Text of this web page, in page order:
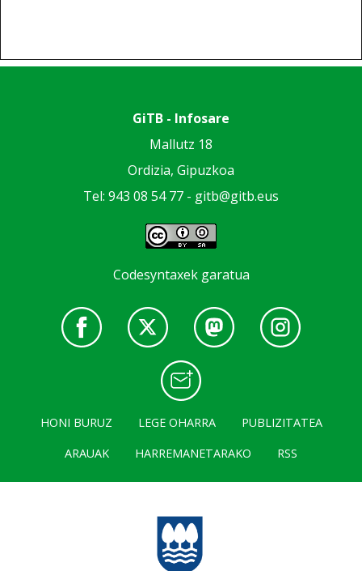
GiTB - Infosare
Mallutz 18
Ordizia, Gipuzkoa
Tel: 943 08 54 77 - gitb@gitb.eus
Codesyntaxek garatua
HONI BURUZ LEGE OHARRA
PUBLIZITATEA
ARAUAK
HARREMANETARAKO RSS